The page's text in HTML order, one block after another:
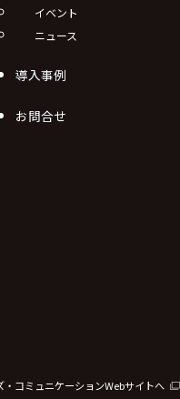
イベント
ニュース
導入事例
お問合せ
・コミュニケーションWebサイトへ